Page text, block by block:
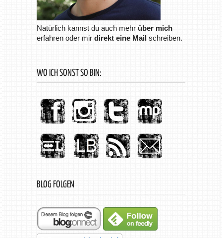
Natürlich kannst du auch mehr über mich
erfahren oder mir direkt eine Mailschreiben.
WO ICH SONST SO BIN:
BLOG FOLGEN